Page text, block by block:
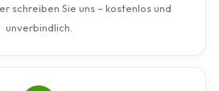
schreiben Sie uns – kostenlos und
unverbindlich.